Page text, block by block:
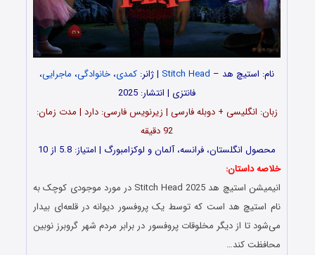
نام: استیچ هد – Stitch Head | ژانر: کمدی، خانوادگی، ماجرایی،
فانتزی | انتشار: 2025
زبان: انگلیسی + دوبله فارسی | زیرنویس فارسی: دارد | مدت زمان:
92 دقیقه
محصول انگلستان، فرانسه، آلمان و لوکزامبورگ | امتیاز: 5.8 از 10
خلاصه داستان:
انیمیشن استیچ هد Stitch Head 2025 در مورد موجودی کوچک به
نام استیچ هد است که توسط یک پروفسور دیوانه در قلعه‌ای بیدار
می‌شود تا از دیگر مخلوقات پروفسور در برابر مردم شهر گروبرز نوبین
محافظت کند…